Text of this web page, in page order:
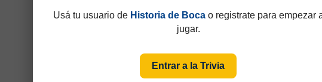
Usá tu usuario de Historia de Bocao registrate para empezar
jugar.
Entrar a la Trivia